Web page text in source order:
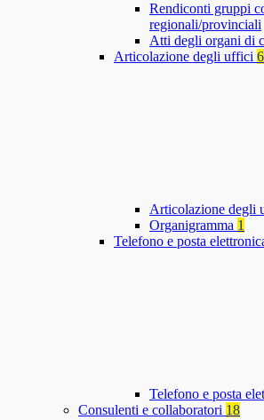
Rendiconti gruppi
regionali/provinciali
Atti degli organi di
Articolazione degli uffici 6
Articolazione degli
Organigramma 1
Telefono e posta
Telefono e posta
Consulenti e collaboratori 18